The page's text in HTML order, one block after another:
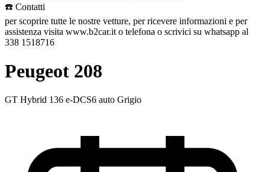
☎️ Contatti
per scoprire tutte le nostre vetture, per ricevere informazioni e per
assistenza visita www.b2car.it o telefona o scrivici su whatsapp al
338 1518716
Peugeot 208
GT Hybrid 136 e-DCS6 auto Grigio